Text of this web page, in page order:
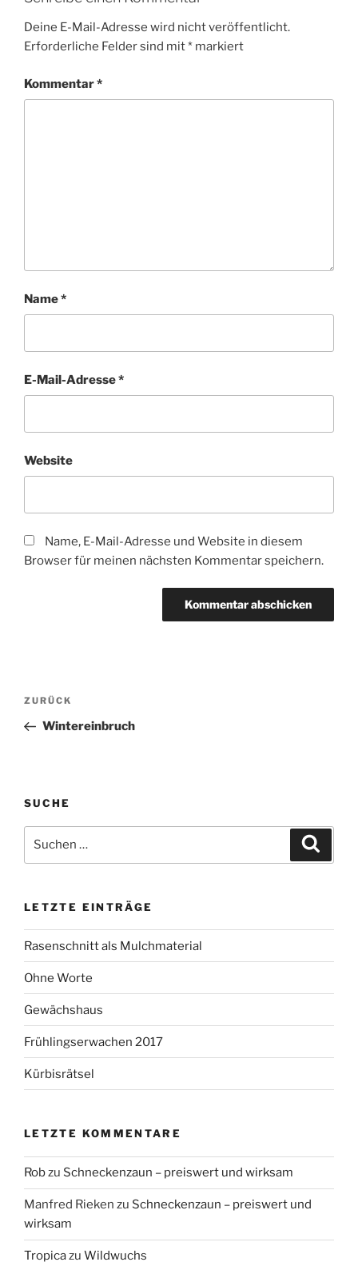
Deine E-Mail-Adresse wird nicht veröffentlicht.
Erforderliche Felder sind mit* markiert
Kommentar*
Name*
E-Mail-Adresse*
Website
Name, E-Mail-Adresse und Website in diesem
Browser für meinen nächsten Kommentar speichern.
Beitragsnavigation
Vorheriger
Beitrag
ZURÜCK
Wintereinbruch
SUCHE
nach:
LETZTE EINTRÄGE
Rasenschnitt als Mulchmaterial
Ohne Worte
Gewächshaus
Frühlingserwachen 2017
Kürbisrätsel
LETZTE KOMMENTARE
Robzu Schneckenzaun – preiswert und wirksam
Manfred Rieken zu Schneckenzaun – preiswert und
wirksam
Tropicazu Wildwuchs